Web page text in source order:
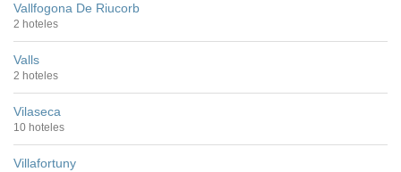
Vallfogona De Riucorb
2 hoteles
Valls
2 hoteles
Vilaseca
10 hoteles
Villafortuny